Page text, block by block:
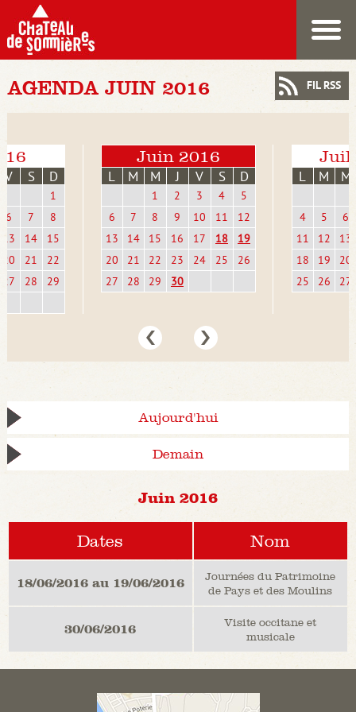
AGENDA JUIN 2016
V S D
1
6
7
8
13
14
15
20
21
22
27
28 29
Juin 2016
L M M J V S D
1 2 3 4
5
6
7 8 9 10 11
12
13
14 15 16 17 18
19
20
21 22 23 24 25
26
27
28 29 30
L M M
4 5
6
11
12
13
18
19
20
25
26 27
Aujourd'hui
Demain
Juin 2016
FIL RSS
Dates Nom
18/06/2016 au 19/06/2016
Journées du Patrimoine
de Pays et des Moulins
30/06/2016
Visite occitane et
musicale